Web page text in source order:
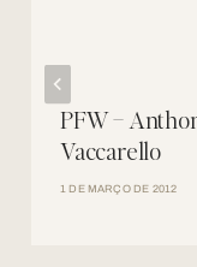
PFW –
Vaccarello
1 DE MARÇO DE 2012